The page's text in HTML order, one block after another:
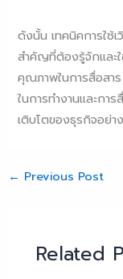
ดังนั้น เทคนิคการใช้เ
สำคัญที่ต้องรู้จักและใ
คุณภาพในการสื่อสา
ในการทำงานและก
เติบโตของธุรกิจอย่
← Previous Post
Related